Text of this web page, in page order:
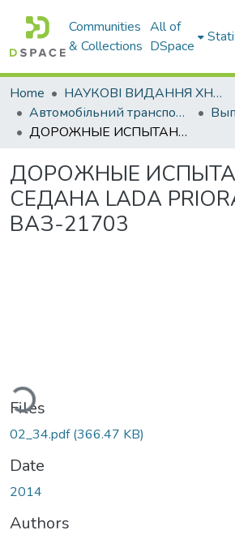
Communities
& Collections
All of
DSpace
Home
НАУКОВІ ВИДАННЯ ХНАДУ
Автомобільний транспорт / Автомобильный транспорт
ДОРОЖНЫЕ ИСПЫТАНИЯ СЕДАНА LADA PRIORA ВАЗ-21703
ДОРОЖНЫЕ
СЕДАНА LADA
ВАЗ-21703
Files
02_34.pdf(366.47 KB)
Date
2014
Authors